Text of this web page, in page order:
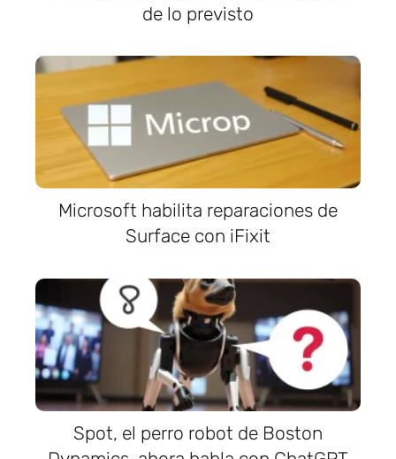
de lo previsto
Microsoft habilita reparaciones de
Surface con iFixit
Spot, el perro robot de Boston